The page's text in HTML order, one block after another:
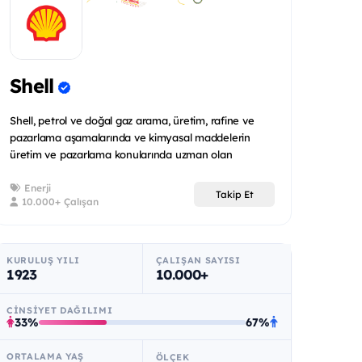
Shell
Shell, petrol ve doğal gaz arama, üretim, rafine ve
pazarlama aşamalarında ve kimyasal maddelerin
üretim ve pazarlama konularında uzman olan
Enerji
10.000+ Çalışan
Takip Et
KURULUŞ YILI
1923
ÇALIŞAN SAYISI
10.000+
CINSIYET DAĞILIMI
33% 67%
ORTALAMA YAŞ ÖLÇEK